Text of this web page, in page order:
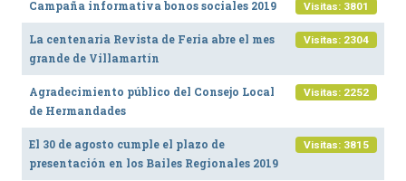
Ordenanzas Municipales
Servicios Municipales
Accesibilidad
SERVICIOS
Salud
Campaña informativa bonos sociales 2019 Visitas: 3801
La centenaria Revista de Feria abre el mes
grande de Villamartín
Visitas: 2304
Agradecimiento público del Consejo Local
de Hermandades
Visitas: 2252
El 30 de agosto cumple el plazo de
presentación en los Bailes Regionales 2019
Visitas: 3815